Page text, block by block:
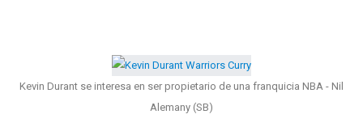
Kevin Durant se interesa en ser propietario de una franquicia NBA - Nil
Alemany (SB)